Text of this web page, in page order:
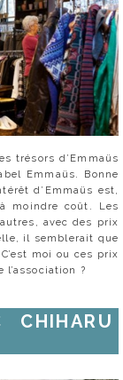
trésors d’Emmaüs
Emmaüs. Bonne
d’Emmaüs est,
moindre coût. Les
avec des prix
il semblerait que
moi ou ces prix
l’association ?